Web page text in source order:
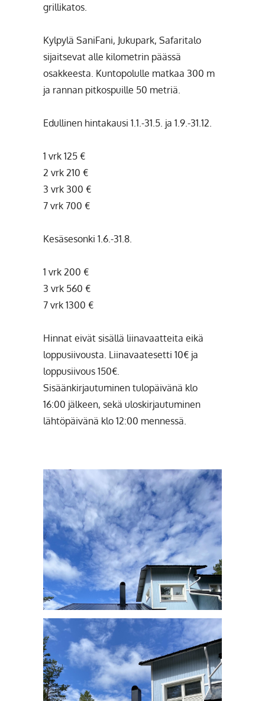
grillikatos.
Kylpylä SaniFani, Jukupark, Safaritalo
sijaitsevat alle kilometrin päässä
osakkeesta. Kuntopolulle matkaa 300 m
ja rannan pitkospuille 50 metriä.
Edullinen hintakausi 1.1.-31.5. ja 1.9.-31.12.
1 vrk 125 €
2 vrk 210 €
3 vrk 300 €
7 vrk 700 €
Kesäsesonki 1.6.-31.8.
1 vrk 200 €
3 vrk 560 €
7 vrk 1300 €
Hinnat eivät sisällä liinavaatteita eikä
loppusiivousta. Liinavaatesetti 10€ ja
loppusiivous 150€.
Sisäänkirjautuminen tulopäivänä klo
16:00 jälkeen, sekä uloskirjautuminen
lähtöpäivänä klo 12:00 mennessä.